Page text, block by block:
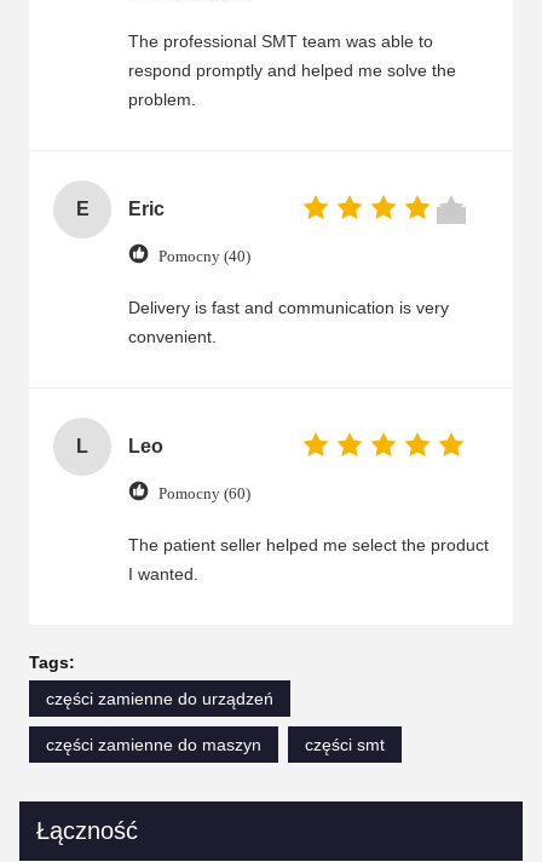
The professional SMT team was able to
respond promptly and helped me solve the
problem.
E Eric
Pomocny (40)
Delivery is fast and communication is very
convenient.
L Leo
Pomocny (60)
The patient seller helped me select the product
I wanted.
Tags:
części zamienne do urządzeń
części zamienne do maszyn części smt
Łączność